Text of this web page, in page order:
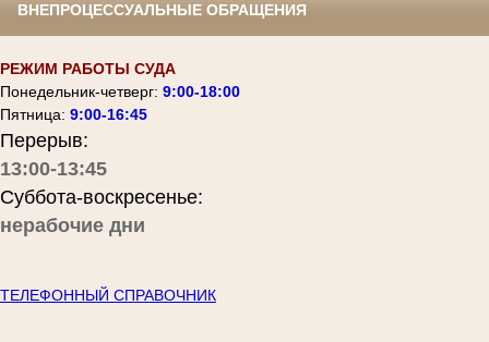
ВНЕПРОЦЕССУАЛЬНЫЕ ОБРАЩЕНИЯ
РЕЖИМ РАБОТЫ СУДА
Понедельник-четверг: 9:00-18:00
Пятница: 9:00-16:45
Перерыв:
13:00-13:45
Суббота-воскресенье:
нерабочие дни
ТЕЛЕФОННЫЙ СПРАВОЧНИК